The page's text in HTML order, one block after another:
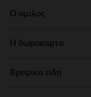
Ο ομιλος
Η δωροκαρτα
Βρεφικα ειδη